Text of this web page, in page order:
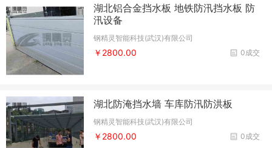
湖北铝合金挡水板 地铁防汛挡水板 防
汛设备
钢精灵智能科技(武汉)有限公司
0成交
￥2800.00
湖北防淹挡水墙 车库防汛防洪板
钢精灵智能科技(武汉)有限公司
0成交
￥2800.00